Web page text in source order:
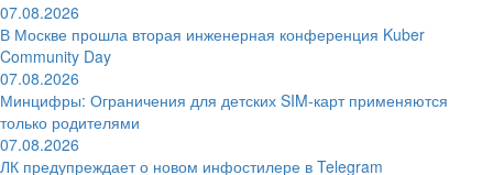
07.08.2026
В Москве прошла вторая инженерная конференция Kuber
Community Day
07.08.2026
Минцифры: Ограничения для детских SIM-карт применяются
только родителями
07.08.2026
ЛК предупреждает о новом инфостилере в Telegram